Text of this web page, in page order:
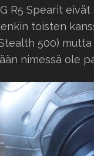
R5 Spearit eivät
toisten
500)
nimessä ole